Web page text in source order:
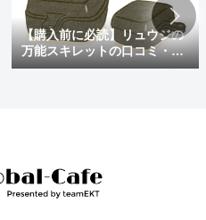
【購入前に必読】リュウジの
万能スキレットの口コミ・評
判まとめ｜後悔しないための